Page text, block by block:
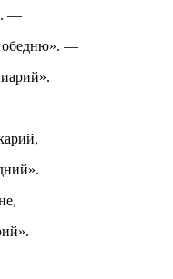
—
обедню». —